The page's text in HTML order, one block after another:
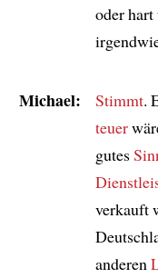
oder
Michael: Stimmt.
teuer
gutes
verkauft
anderen